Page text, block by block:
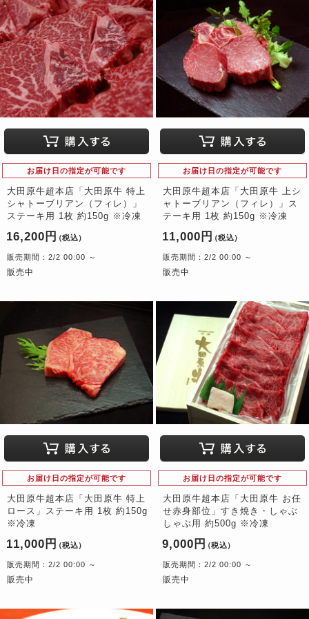
お届け日の指定が可能です
大田原牛超本店「大田原牛 特上
シャトーブリアン（フィレ）」
ステーキ用 1枚 約150g ※冷凍
16,200円 （税込）
販売期間：2/2 00:00 ～
販売中
お届け日の指定が可能です
大田原牛超本店「大田原牛 上シ
ャトーブリアン（フィレ）」ス
テーキ用 1枚 約150g ※冷凍
11,000円 （税込）
販売期間：2/2 00:00 ～
販売中
お届け日の指定が可能です
大田原牛超本店「大田原牛 特上
ロース」ステーキ用 1枚 約150g
※冷凍
11,000円 （税込）
販売期間：2/2 00:00 ～
販売中
お届け日の指定が可能です
大田原牛超本店「大田原牛 お任
せ赤身部位」すき焼き・しゃぶ
しゃぶ用 約500g ※冷凍
9,000円 （税込）
販売期間：2/2 00:00 ～
販売中